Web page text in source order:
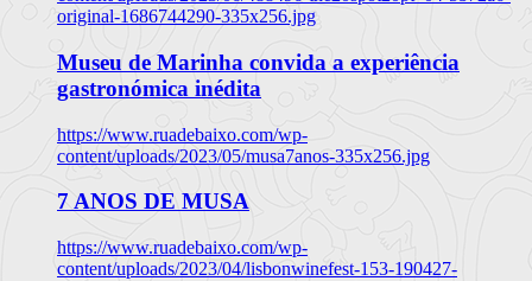
original-1686744290-335x256.jpg
Museu de Marinha convida a experiência
gastronómica inédita
https://www.ruadebaixo.com/wp-
content/uploads/2023/05/musa7anos-335x256.jpg
7 ANOS DE MUSA
https://www.ruadebaixo.com/wp-
content/uploads/2023/04/lisbonwinefest-153-190427-